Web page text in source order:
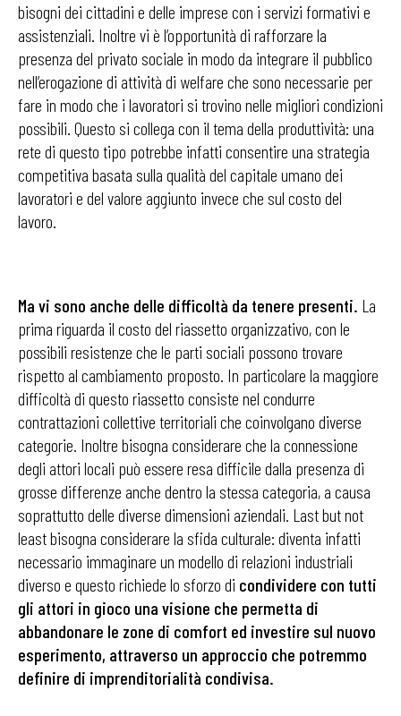
bisogni dei cittadini e delle imprese con i servizi formativi e
assistenziali. Inoltre vi è l’opportunità di rafforzare la
presenza del privato sociale in modo da integrare il pubblico
nell’erogazione di attività di welfare che sono necessarie per
fare in modo che i lavoratori si trovino nelle migliori condizioni
possibili. Questo si collega con il tema della produttività: una
rete di questo tipo potrebbe infatti consentire una strategia
competitiva basata sulla qualità del capitale umano dei
lavoratori e del valore aggiunto invece che sul costo del
lavoro.
Ma vi sono anche delle difficoltà da tenere presenti. La
prima riguarda il costo del riassetto organizzativo, con le
possibili resistenze che le parti sociali possono trovare
rispetto al cambiamento proposto. In particolare la maggiore
difficoltà di questo riassetto consiste nel condurre
contrattazioni collettive territoriali che coinvolgano diverse
categorie. Inoltre bisogna considerare che la connessione
degli attori locali può essere resa difficile dalla presenza di
grosse differenze anche dentro la stessa categoria, a causa
soprattutto delle diverse dimensioni aziendali. Last but not
least bisogna considerare la sfida culturale: diventa infatti
necessario immaginare un modello di relazioni industriali
diverso e questo richiede lo sforzo di condividere con tutti
gli attori in gioco una visione che permetta di
abbandonare le zone di comfort ed investire sul nuovo
esperimento, attraverso un approccio che potremmo
definire di imprenditorialità condivisa.